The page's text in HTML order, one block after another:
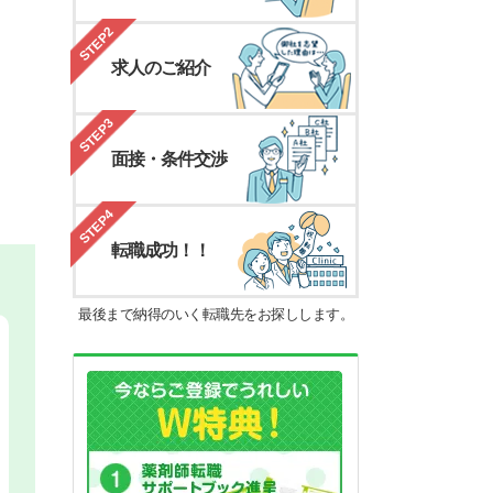
STEP2
求人のご紹介
STEP3
面接・条件交渉
STEP4
転職成功！！
最後まで納得のいく転職先をお探しします。